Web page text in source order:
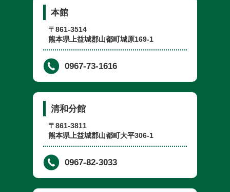
本館
〒861-3514
熊本県上益城郡山都町城原169-1
0967-73-1616
清和分館
〒861-3811
熊本県上益城郡山都町大平306-1
0967-82-3033